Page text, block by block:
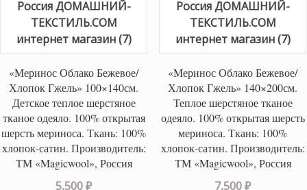
«Меринос Облако Бежевое/
Хлопок Гжель» 100×140см.
Детское теплое шерстяное
тканое одеяло. 100% открытая
шерсть мериноса. Ткань: 100%
хлопок-сатин. Производитель:
ТМ «Magicwool», Россия
5,500₽
«Меринос Облако Бежевое/
Хлопок Гжель» 140×200см.
Теплое шерстяное тканое
одеяло. 100% открытая шерсть
мериноса. Ткань: 100%
хлопок-сатин. Производитель:
ТМ «Magicwool», Россия
7,500₽